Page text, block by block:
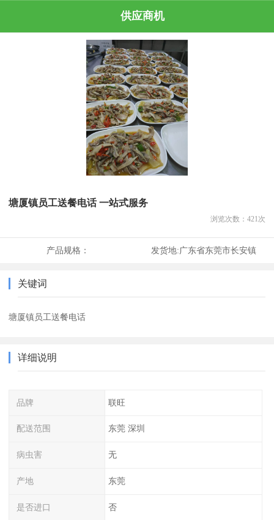
供应商机
塘厦镇员工送餐电话 一站式服务
浏览次数： 421 次
产品规格： 发货地:广东省东莞市长安镇
关键词
塘厦镇员工送餐电话
详细说明
品牌 联旺
配送范围 东莞 深圳
病虫害 无
产地 东莞
是否进口 否